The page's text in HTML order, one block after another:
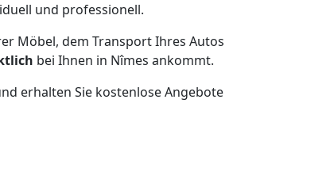
und professionell.
Möbel, dem Transport Ihres Autos
bei Ihnen in Nîmes ankommt.
erhalten Sie kostenlose Angebote